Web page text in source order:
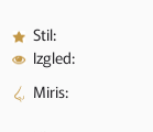
Stil:
Izgled:
Miris: